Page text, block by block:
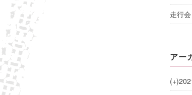
走行
アー
(+)